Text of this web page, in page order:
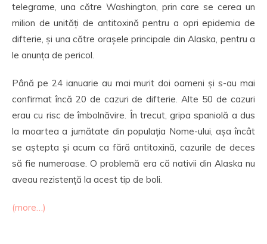
telegrame, una către Washington, prin care se cerea un
milion de unități de antitoxină pentru a opri epidemia de
difterie, și una către orașele principale din Alaska, pentru a
le anunța de pericol.
Până pe 24 ianuarie au mai murit doi oameni și s-au mai
confirmat încă 20 de cazuri de difterie. Alte 50 de cazuri
erau cu risc de îmbolnăvire. În trecut, gripa spaniolă a dus
la moartea a jumătate din populația Nome-ului, așa încât
se aștepta și acum ca fără antitoxină, cazurile de deces
să fie numeroase. O problemă era că nativii din Alaska nu
aveau rezistență la acest tip de boli.
(more…)